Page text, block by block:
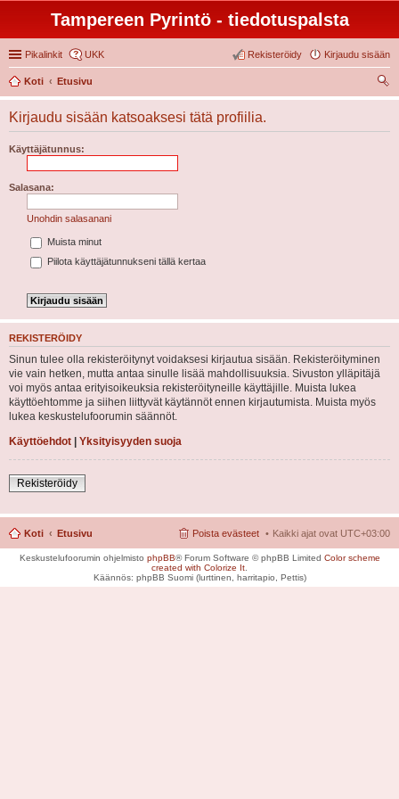
Tampereen Pyrintö - tiedotuspalsta
Pikalinkit UKK Kirjaudu sisään
Rekisteröidy
Koti
Etusivu
tsi
Kirjaudu sisään katsoaksesi tätä profiilia.
Käyttäjätunnus:
Salasana:
Unohdin salasanani
Muista minut
Piilota käyttäjätunnukseni tällä kertaa
REKISTERÖIDY
Sinun tulee olla rekisteröitynyt voidaksesi kirjautua sisään. Rekisteröityminen
vie vain hetken, mutta antaa sinulle lisää mahdollisuuksia. Sivuston ylläpitäjä
voi myös antaa erityisoikeuksia rekisteröityneille käyttäjille. Muista lukea
käyttöehtomme ja siihen liittyvät käytännöt ennen kirjautumista. Muista myös
lukea keskustelufoorumin säännöt.
Käyttöehdot | Yksityisyyden suoja
Rekisteröidy
Koti Etusivu Kaikki ajat ovat UTC+03:00
Poista evästeet
Keskustelufoorumin ohjelmisto phpBB® Forum Software © phpBB Limited Color scheme
created with Colorize It
Käännös: phpBB Suomi (lurttinen, harritapio, Pettis)